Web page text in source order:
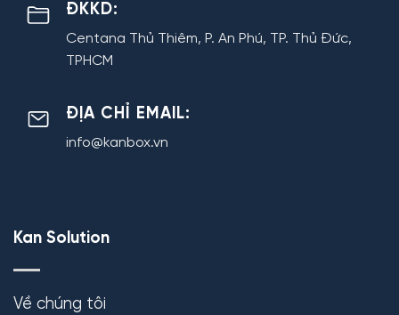
ĐKKD:
Centana Thủ Thiêm, P. An Phú, TP. Thủ Đức,
TPHCM
ĐỊA CHỈ EMAIL:
info@kanbox.vn
Kan Solution
Về chúng tôi